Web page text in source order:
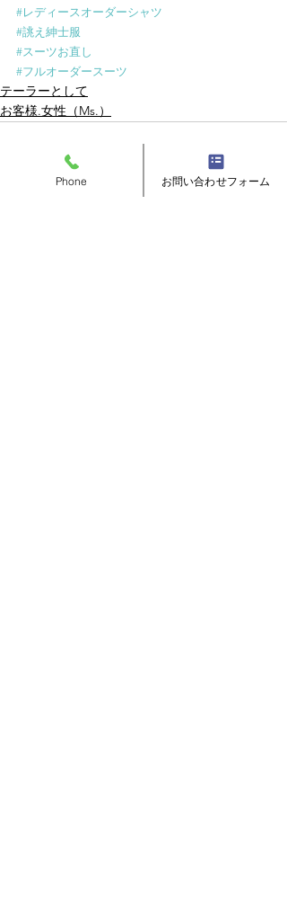
#レディースオーダーシャツ
#誂え紳士服
#スーツお直し
#フルオーダースーツ
テーラーとして
お客様.女性（Ms.）
Phone お問い合わせフォーム